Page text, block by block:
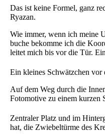
Das ist keine Formel, ganz
Ryazan.
Wie immer, wenn ich meine
buche bekomme ich die
leitet mich bis vor die Tür.
Ein kleines Schwätzchen vor
Auf dem Weg durch die
Fotomotive zu einem kurzen
Zentraler Platz und im
hat, die Zwiebeltürme des